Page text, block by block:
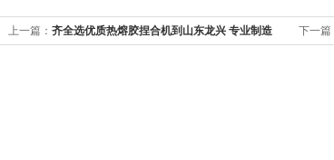
上一篇： 齐全选优质热熔胶捏合机到山东龙兴 专业制造 下一篇